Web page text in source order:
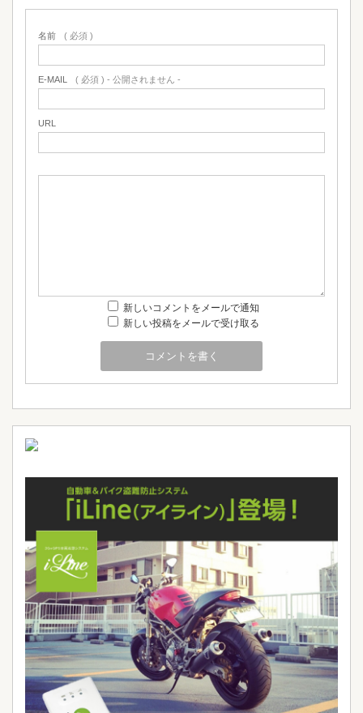
名前 ( 必須 )
E-MAIL ( 必須 ) - 公開されません -
URL
新しいコメントをメールで通知
新しい投稿をメールで受け取る